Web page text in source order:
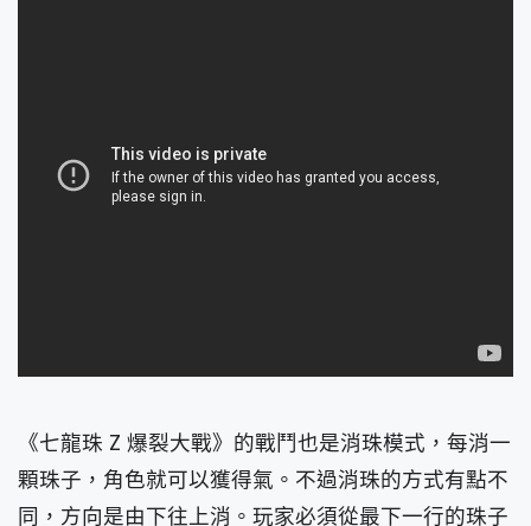
《七龍珠 Z 爆裂大戰》的戰鬥也是消珠模式，每消一
顆珠子，角色就可以獲得氣。不過消珠的方式有點不
同，方向是由下往上消。玩家必須從最下一行的珠子